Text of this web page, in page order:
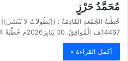
مُحَمَّدُ حَرْزٍ
14467هـ، الْمُوافِقُ، 30 يَنَايِرَ2026م خُطْبَةُ الجُمُعَةِ القَادِمَةُ…
أكمل القراءة »